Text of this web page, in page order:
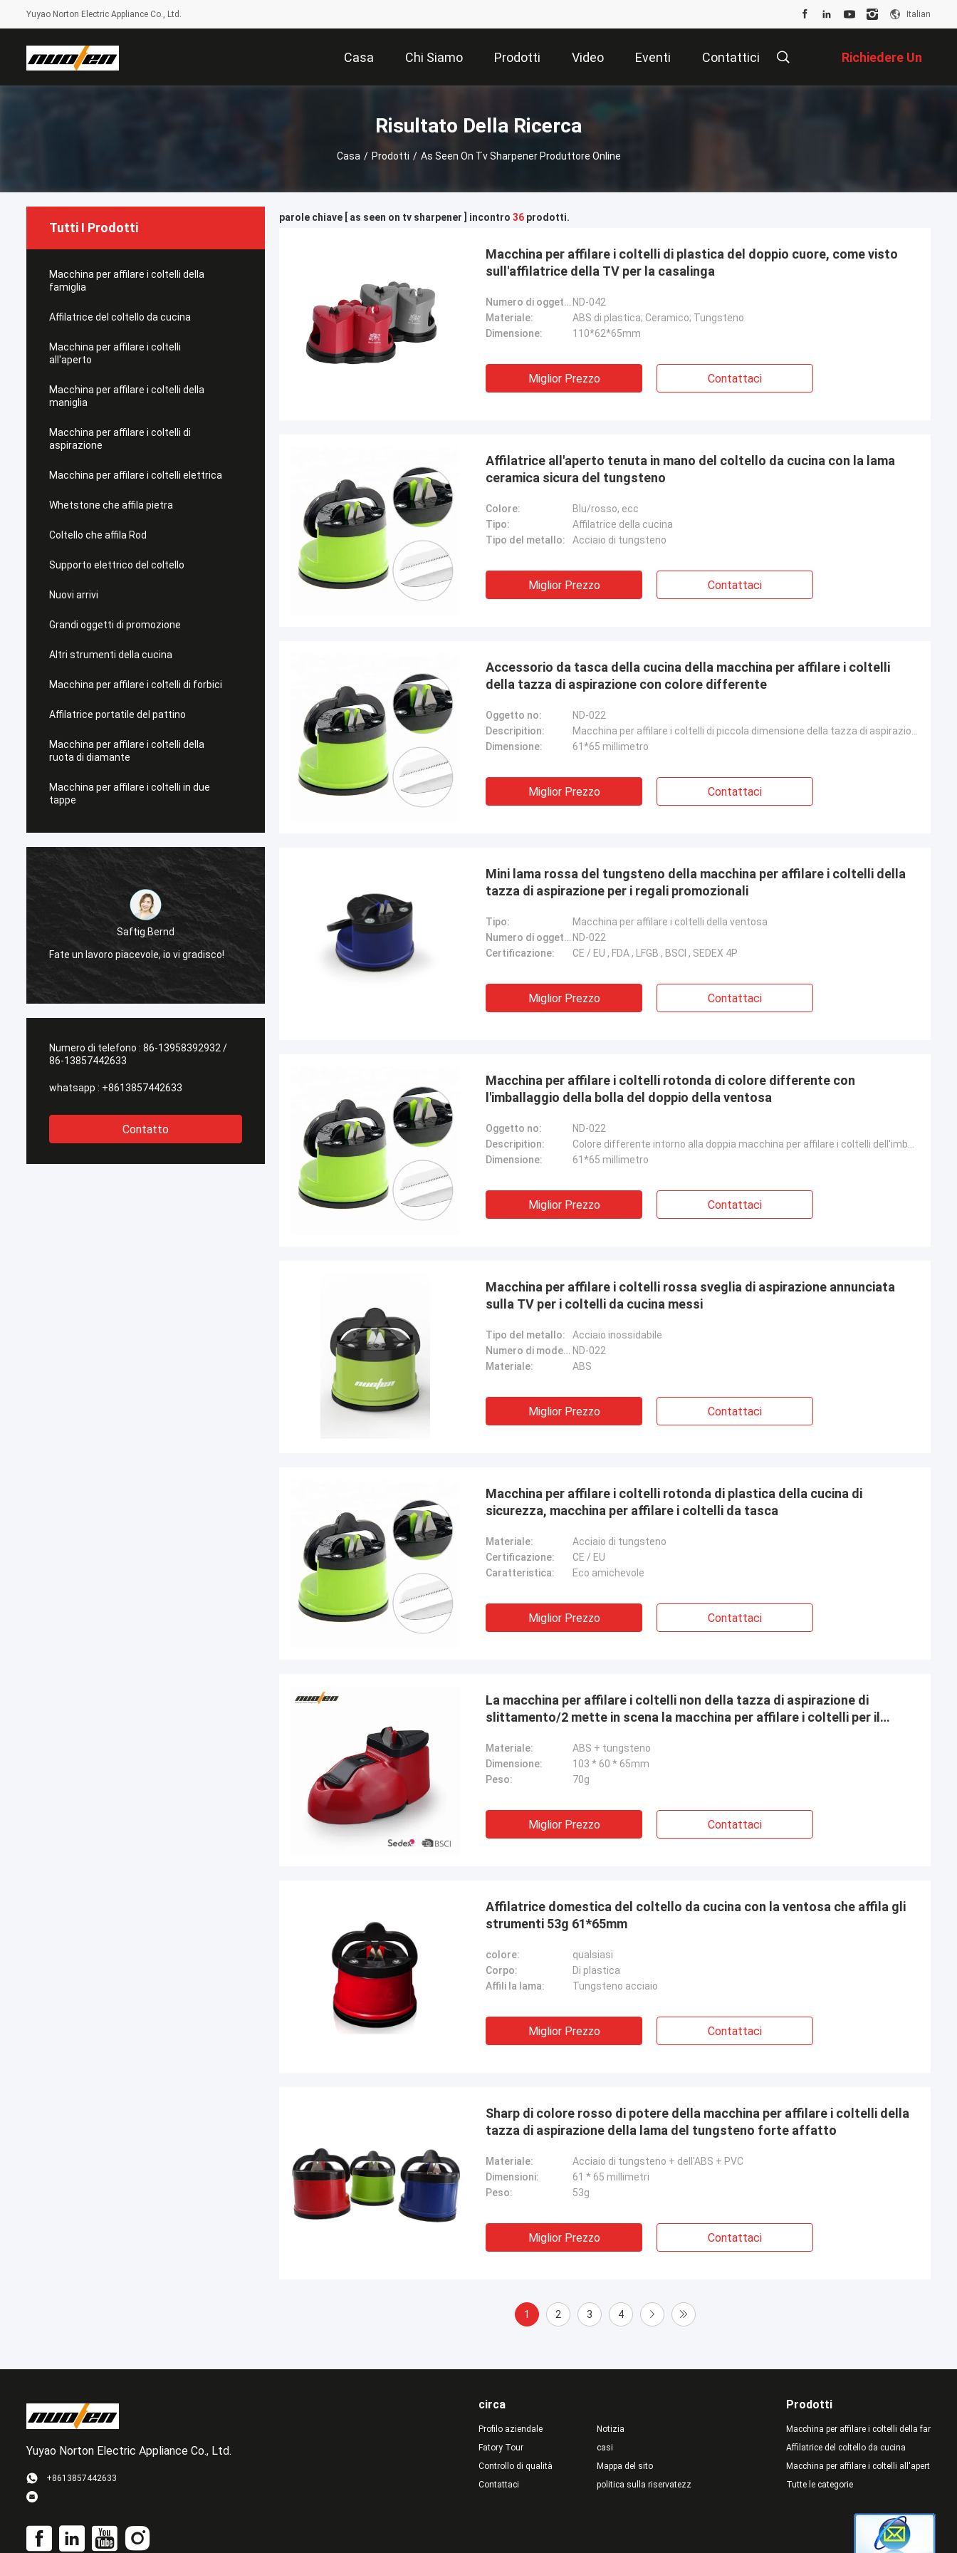
Yuyao Norton Electric Appliance Co., Ltd. Italian
Casa Chi Siamo Prodotti Video Eventi Contattici Richiedere Un
Preventivo
Risultato Della Ricerca
Casa / Prodotti / As Seen On Tv Sharpener Produttore Online
Tutti I Prodotti
Macchina per affilare i coltelli della
famiglia
Affilatrice del coltello da cucina
Macchina per affilare i coltelli
all'aperto
Macchina per affilare i coltelli della
maniglia
Macchina per affilare i coltelli di
aspirazione
Macchina per affilare i coltelli elettrica
Whetstone che affila pietra
Coltello che affila Rod
Supporto elettrico del coltello
Nuovi arrivi
Grandi oggetti di promozione
Altri strumenti della cucina
Macchina per affilare i coltelli di forbici
Affilatrice portatile del pattino
Macchina per affilare i coltelli della
ruota di diamante
Macchina per affilare i coltelli in due
tappe
Saftig Bernd
Fate un lavoro piacevole, io vi gradisco!
Scilla di Chris
Ora, soltanto Norton, nessun bisogno
l'altro fornitore!
Numero di telefono : 86-13958392932 /
86-13857442633
whatsapp : +8613857442633
Contatto
parole chiave [ as seen on tv sharpener ] incontro 36 prodotti.
Macchina per affilare i coltelli di plastica del doppio cuore, come visto
sull'affilatrice della TV per la casalinga
Numero di oggetto: ND-042
Materiale:
ABS di plastica; Ceramico; Tungsteno
Dimensione:
110*62*65mm
Miglior Prezzo Contattaci
Affilatrice all'aperto tenuta in mano del coltello da cucina con la lama
ceramica sicura del tungsteno
Colore:
Blu/rosso, ecc
Tipo:
Affilatrice della cucina
Tipo del metallo:
Acciaio di tungsteno
Miglior Prezzo Contattaci
Accessorio da tasca della cucina della macchina per affilare i coltelli
della tazza di aspirazione con colore differente
Oggetto no:
ND-022
Descripition:
Dimensione:
61*65 millimetro
Miglior Prezzo Contattaci
Mini lama rossa del tungsteno della macchina per affilare i coltelli della
tazza di aspirazione per i regali promozionali
Tipo:
Macchina per affilare i coltelli della ventosa
Numero di oggetto: ND-022
Certificazione:
CE / EU , FDA , LFGB , BSCI , SEDEX 4P
Miglior Prezzo Contattaci
Macchina per affilare i coltelli rotonda di colore differente con
l'imballaggio della bolla del doppio della ventosa
Oggetto no:
ND-022
Descripition:
Dimensione:
61*65 millimetro
Miglior Prezzo Contattaci
Macchina per affilare i coltelli rossa sveglia di aspirazione annunciata
sulla TV per i coltelli da cucina messi
Tipo del metallo:
Acciaio inossidabile
Numero di modello: ND-022
Materiale:
ABS
Miglior Prezzo Contattaci
Macchina per affilare i coltelli rotonda di plastica della cucina di
sicurezza, macchina per affilare i coltelli da tasca
Materiale:
Acciaio di tungsteno
Certificazione:
CE / EU
Caratteristica:
Eco amichevole
Miglior Prezzo Contattaci
La macchina per affilare i coltelli non della tazza di aspirazione di
slittamento/2 mette in scena la macchina per affilare i coltelli per il
Materiale:
ABS + tungsteno
Dimensione:
103 * 60 * 65mm
Peso:
70g
Miglior Prezzo Contattaci
Affilatrice domestica del coltello da cucina con la ventosa che affila gli
strumenti 53g 61*65mm
colore:
qualsiasi
Corpo:
Di plastica
Affili la lama:
Tungsteno acciaio
Miglior Prezzo Contattaci
Sharp di colore rosso di potere della macchina per affilare i coltelli della
tazza di aspirazione della lama del tungsteno forte affatto
Materiale:
Acciaio di tungsteno + dell'ABS + PVC
Dimensioni:
61 * 65 millimetri
Peso:
53g
Miglior Prezzo Contattaci
1 2 3 4
Yuyao Norton Electric Appliance Co., Ltd.
+8613857442633
circa
Profilo aziendale
Fatory Tour
Controllo di qualità
Contattaci
Notizia
casi
Mappa del sito
politica sulla riservatezza
Prodotti
Macchina per affilare i coltelli della famiglia
Affilatrice del coltello da cucina
Macchina per affilare i coltelli all'aperto
Tutte le categorie